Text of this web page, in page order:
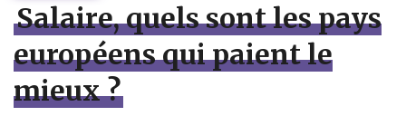
Salaire, quels sont les pays
européens qui paient le
mieux ?